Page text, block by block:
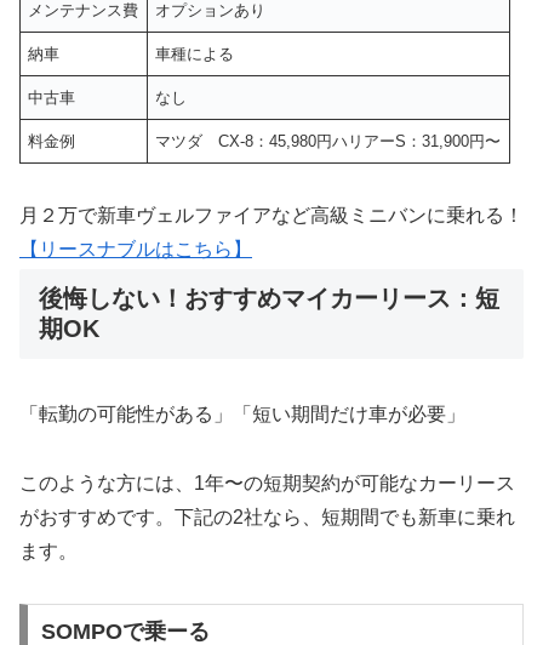
メンテナンス費 オプションあり
納車 車種による
中古車 なし
料金例 マツダ CX-8：45,980円ハリアーS：31,900円〜
月２万で新車ヴェルファイアなど高級ミニバンに乗れる！
【リースナブルはこちら】
後悔しない！おすすめマイカーリース：短
期OK
「転勤の可能性がある」「短い期間だけ車が必要」
このような方には、1年〜の短期契約が可能なカーリース
がおすすめです。下記の2社なら、短期間でも新車に乗れ
ます。
SOMPOで乗ーる